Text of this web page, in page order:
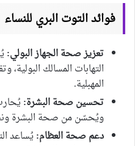
فوائد التوت البري للنساء
تعزيز صحة الجهاز البولي:
التهابات المسالك
المهبلية.
تحسين صحة البشرة:
ويُحسّن من صحة البشرة
دعم صحة العظام:يُساعد